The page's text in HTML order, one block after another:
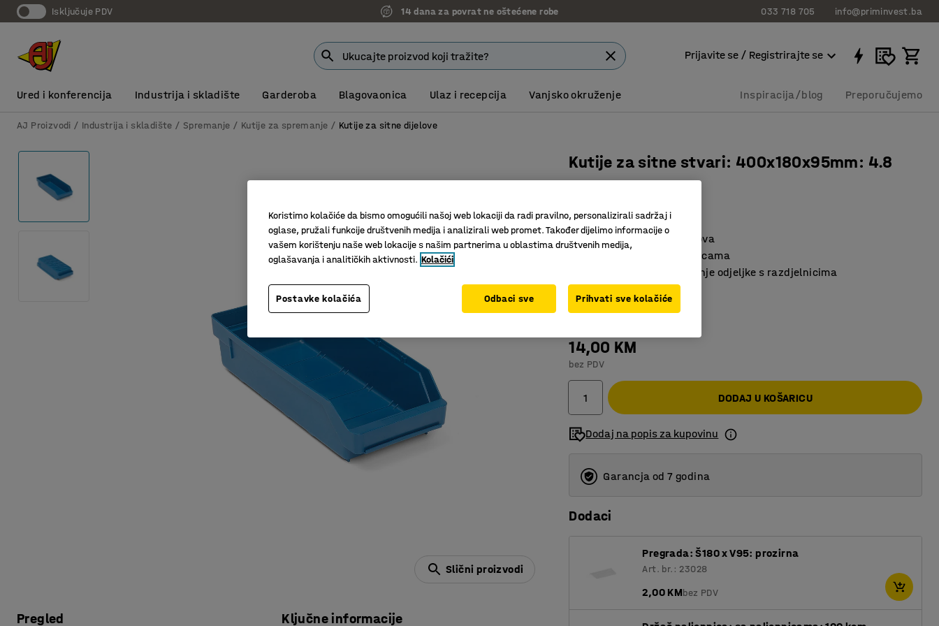
Isključuje PDV 14 dana za povrat ne oštećene robe 033 718 705 info@priminvest.ba
Prijavite se / Registrirajte se
Ured i konferencija Industrija i skladište Garderoba Blagovaonica Ulaz i recepcija Vanjsko okruženje Inspiracija/blog Preporučujemo
AJ Proizvodi Industrija i skladište Spremanje Kutije za spremanje Kutije za sitne dijelove
Slični proizvodi
Pregled Ključne informacije
Kutije za sitne stvari: 400x180x95mm: 4.8
Art. br.:230132
Skladištenje malih dijelova
Veličine prilagođena policama
Može se podijeliti na manje odjeljke s razdjelnicima
Boja kutija:Plava
14,00 KM
bez PDV
DODAJ U KOŠARICU
Dodaj na popis za kupovinu
Garancja od 7 godina
Dodaci
Pregrada: Š180 x V95: prozirna
Art. br.: 23028
2,00 KMbez PDV
Koristimo kolačiće da bismo omogućili našoj web lokaciji da radi pravilno, personalizirali sadržaj i
oglase, pružali funkcije društvenih medija i analizirali web promet. Također dijelimo informacije o
vašem korištenju naše web lokacije s našim partnerima u oblastima društvenih medija,
oglašavanja i analitičkih aktivnosti. Kolačići
Postavke kolačića Odbaci sve Prihvati sve kolačiće